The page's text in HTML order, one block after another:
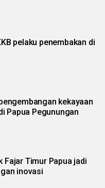
pelaku penembakan di
kekayaan
Papua Pegunungan
Fajar Timur Papua jadi
inovasi